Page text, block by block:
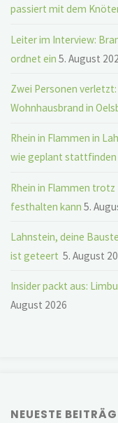
passiert mit dem
Leiter im Interview:
ordnet ein 5. August
Zwei Personen
Wohnhausbrand in
Rhein in Flammen in
wie geplant stattfinden
Rhein in Flammen
festhalten kann 5.
Lahnstein, deine
ist geteert 5. August
Insider packt aus:
August 2026
NEUESTE